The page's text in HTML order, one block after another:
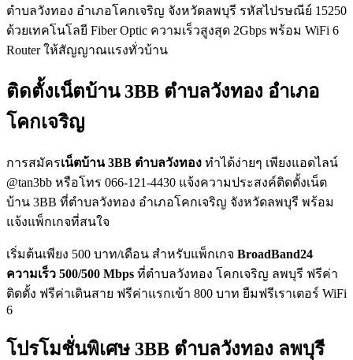
ตำบลวังทอง อำเภอโคกเจริญ จังหวัดลพบุรี รหัสไปรษณีย์ 15250
ด้วยเทคโนโลยี Fiber Optic ความเร็วสูงสุด 2Gbps พร้อม WiFi 6
Router ให้สัญญาณแรงทั่วบ้าน
ติดตั้งเน็ตบ้าน 3BB ตำบลวังทอง อำเภอ
โคกเจริญ
การสมัครเน็ตบ้าน 3BB ตำบลวังทอง ทำได้ง่ายๆ เพียงแอดไลน์
@tan3bb หรือโทร 066-121-4430 แจ้งความประสงค์ติดตั้งเน็ต
บ้าน 3BB ที่ตำบลวังทอง อำเภอโคกเจริญ จังหวัดลพบุรี พร้อม
แจ้งแพ็กเกจที่สนใจ
เริ่มต้นเพียง 500 บาท/เดือน สำหรับแพ็กเกจ BroadBand24
ความเร็ว 500/500 Mbps ที่ตำบลวังทอง โคกเจริญ ลพบุรี ฟรีค่า
ติดตั้ง ฟรีค่าเดินสาย ฟรีค่าแรกเข้า 800 บาท ยืมฟรีเราเตอร์ WiFi
6
โปรโมชั่นพิเศษ 3BB ตำบลวังทอง ลพบุรี